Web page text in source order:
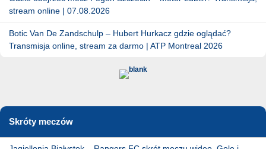
stream online | 07.08.2026
Botic Van De Zandschulp – Hubert Hurkacz gdzie oglądać?
Transmisja online, stream za darmo | ATP Montreal 2026
Skróty meczów